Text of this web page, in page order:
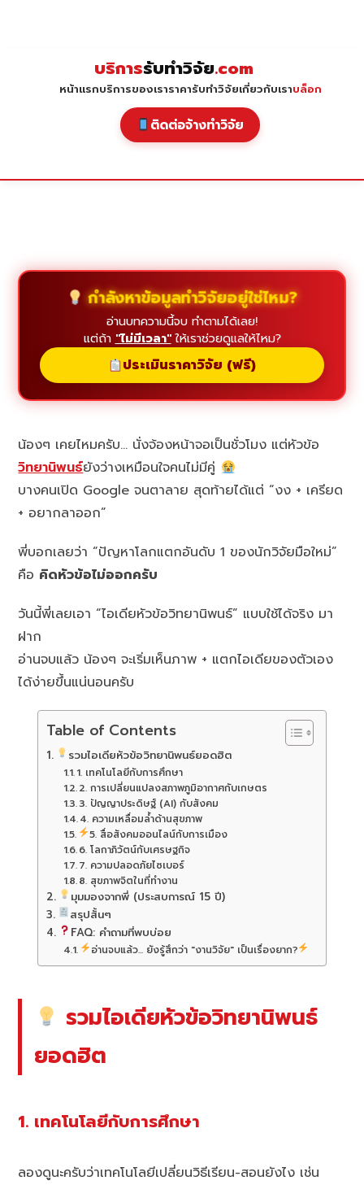
บริการรับทำวิจัย.com
หน้าแรกบริการของเราราคารับทำวิจัยเกี่ยวกับเราบล็อก
ติดต่อจ้างทำวิจัย
กำลังหาข้อมูลทำวิจัยอยู่ใช่ไหม?
อ่านบทความนี้จบ ทำตามได้เลย!
แต่ถ้า "ไม่มีเวลา"ให้เราช่วยดูแลให้ไหม?
ประเมินราคาวิจัย (ฟรี)
น้องๆ เคยไหมครับ… นั่งจ้องหน้าจอเป็นชั่วโมง แต่หัวข้อ
วิทยานิพนธ์ยังว่างเหมือนใจคนไม่มีคู่
บางคนเปิด Google จนตาลาย สุดท้ายได้แต่ “งง + เครียด
+ อยากลาออก”
พี่บอกเลยว่า “ปัญหาโลกแตกอันดับ 1 ของนักวิจัยมือใหม่”
คือ คิดหัวข้อไม่ออกครับ
วันนี้พี่เลยเอา “ไอเดียหัวข้อวิทยานิพนธ์” แบบใช้ได้จริง มา
ฝาก
อ่านจบแล้ว น้องๆ จะเริ่มเห็นภาพ + แตกไอเดียของตัวเอง
ได้ง่ายขึ้นแน่นอนครับ
Table of Contents
รวมไอเดียหัวข้อวิทยานิพนธ์ยอดฮิต
1. เทคโนโลยีกับการศึกษา
2. การเปลี่ยนแปลงสภาพภูมิอากาศกับเกษตร
3. ปัญญาประดิษฐ์ (AI) กับสังคม
4. ความเหลื่อมล้ำด้านสุขภาพ
5. สื่อสังคมออนไลน์กับการเมือง
6. โลกาภิวัตน์กับเศรษฐกิจ
7. ความปลอดภัยไซเบอร์
8. สุขภาพจิตในที่ทำงาน
มุมมองจากพี่ (ประสบการณ์ 15 ปี)
สรุปสั้นๆ
FAQ: คำถามที่พบบ่อย
อ่านจบแล้ว... ยังรู้สึกว่า "งานวิจัย" เป็นเรื่องยาก?
รวมไอเดียหัวข้อวิทยานิพนธ์
ยอดฮิต
1. เทคโนโลยีกับการศึกษา
ลองดูนะครับว่าเทคโนโลยีเปลี่ยนวิธีเรียน-สอนยังไง เช่น